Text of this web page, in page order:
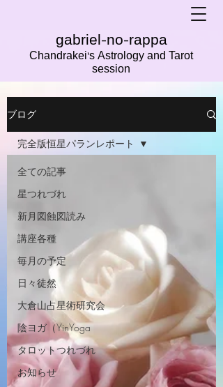
gabriel-no-rappa
Chandrakei's Astrology and Tarot
session
ブログ
全ての記事
星つれづれ
新月図蝕図読み
講座各種
毎月の予定
日々徒然
大倉山占星術研究会
陰ヨガ（YinYoga
タロットつれづれ
お知らせ
完全版恒星パランレポート